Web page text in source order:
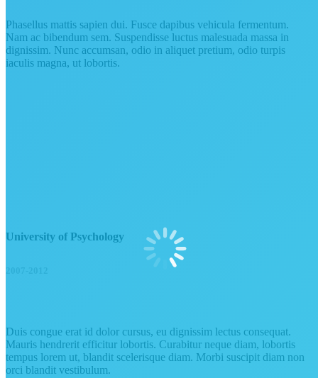
Phasellus mattis sapien dui. Fusce dapibus vehicula fermentum.
Nam ac bibendum sem. Suspendisse luctus malesuada massa in
dignissim. Nunc accumsan, odio in aliquet pretium, odio turpis
iaculis magna, ut lobortis.
University of Psychology
Duis congue erat id dolor cursus, eu dignissim lectus consequat.
Mauris hendrerit efficitur lobortis. Curabitur neque diam, lobortis
tempus lorem ut, blandit scelerisque diam. Morbi suscipit diam non
orci blandit vestibulum.